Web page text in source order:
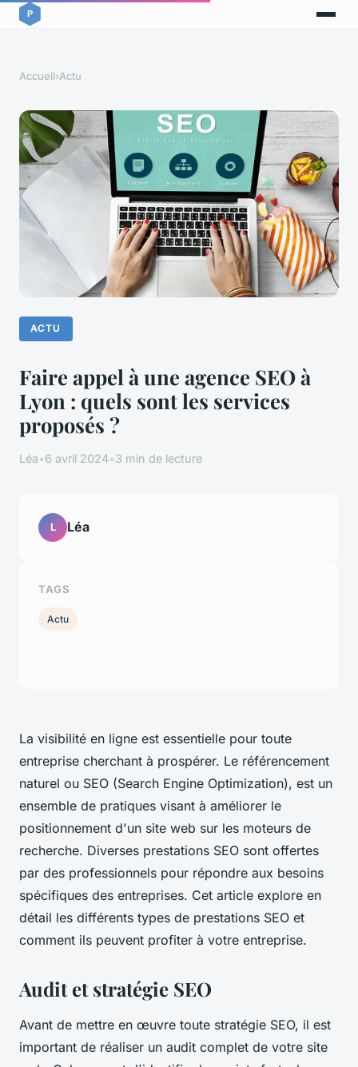
Accueil›Actu
ACTU
Faire appel à une agence SEO à
Lyon : quels sont les services
proposés ?
Léa•6 avril 2024•3 min de lecture
La visibilité en ligne est essentielle pour toute
entreprise cherchant à prospérer. Le référencement
naturel ou SEO (Search Engine Optimization), est un
ensemble de pratiques visant à améliorer le
positionnement d'un site web sur les moteurs de
recherche. Diverses prestations SEO sont offertes
par des professionnels pour répondre aux besoins
spécifiques des entreprises. Cet article explore en
détail les différents types de prestations SEO et
comment ils peuvent profiter à votre entreprise.
Audit et stratégie SEO
Avant de mettre en œuvre toute stratégie SEO, il est
important de réaliser un audit complet de votre site
L Léa
TAGS
Actu